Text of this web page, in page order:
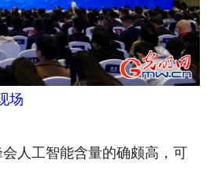
场
工智能含量的确颇高，可